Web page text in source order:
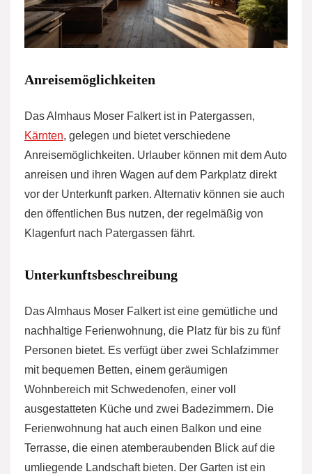
Anreisemöglichkeiten
Das Almhaus Moser Falkert ist in Patergassen,
Kärnten, gelegen und bietet verschiedene
Anreisemöglichkeiten. Urlauber können mit dem Auto
anreisen und ihren Wagen auf dem Parkplatz direkt
vor der Unterkunft parken. Alternativ können sie auch
den öffentlichen Bus nutzen, der regelmäßig von
Klagenfurt nach Patergassen fährt.
Unterkunftsbeschreibung
Das Almhaus Moser Falkert ist eine gemütliche und
nachhaltige Ferienwohnung, die Platz für bis zu fünf
Personen bietet. Es verfügt über zwei Schlafzimmer
mit bequemen Betten, einem geräumigen
Wohnbereich mit Schwedenofen, einer voll
ausgestatteten Küche und zwei Badezimmern. Die
Ferienwohnung hat auch einen Balkon und eine
Terrasse, die einen atemberaubenden Blick auf die
umliegende Landschaft bieten. Der Garten ist ein